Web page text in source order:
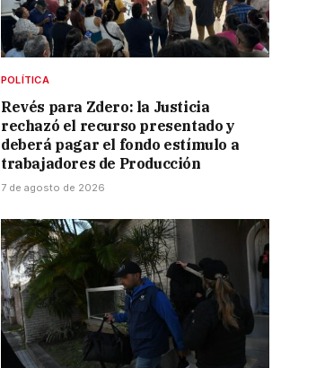
POLÍTICA
Revés para Zdero: la Justicia
rechazó el recurso presentado y
deberá pagar el fondo estímulo a
trabajadores de Producción
7 de agosto de 2026